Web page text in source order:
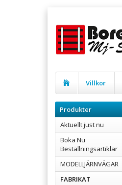
Villkor
Produkter
Aktuellt just nu
Boka Nu
Beställningsartiklar
MODELLJÄRNVÄGAR
FABRIKAT